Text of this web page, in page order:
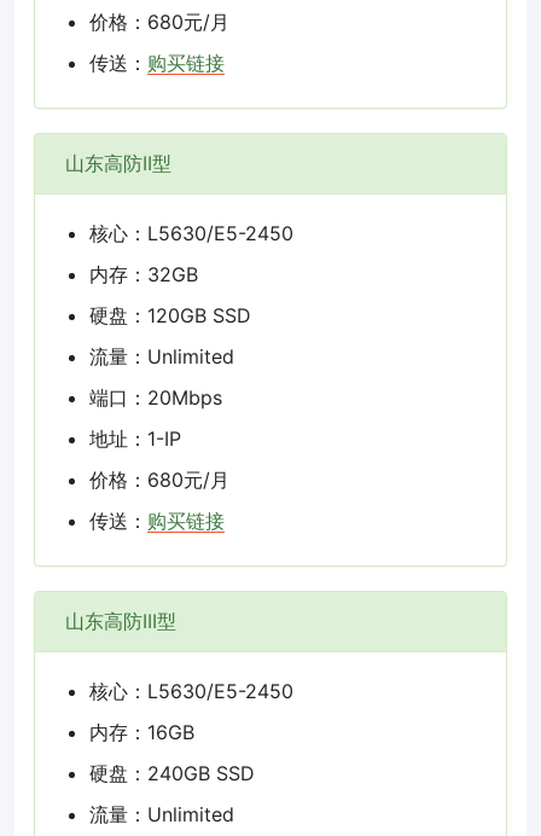
价格：680元/月
传送： 购买链接
山东高防II型
核心：L5630/E5-2450
内存：32GB
硬盘：120GB SSD
流量：Unlimited
端口：20Mbps
地址：1-IP
价格：680元/月
传送： 购买链接
山东高防III型
核心：L5630/E5-2450
内存：16GB
硬盘：240GB SSD
流量：Unlimited